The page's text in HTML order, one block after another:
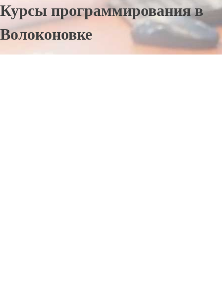
Курсы программирования в
Волоконовке